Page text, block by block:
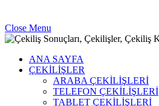
Close Menu
ANA SAYFA
ÇEKİLİŞLER
ARABA ÇEKİLİŞLERİ
TELEFON ÇEKİLİŞLERİ
TABLET ÇEKİLİŞLERİ